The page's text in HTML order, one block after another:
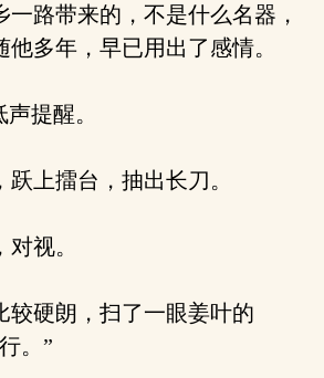
路带来的，不是什么名器，
多年，早已用出了感情。
提醒。
上擂台，抽出长刀。
视。
硬朗，扫了一眼姜叶的
。”